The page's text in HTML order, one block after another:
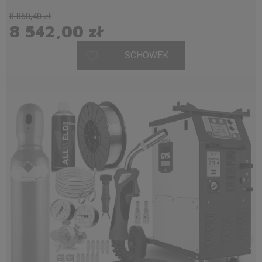
8 542,00 zł
8 860,40 zł
SCHOWEK